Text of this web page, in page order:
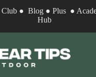
Club ●Blog ●Plus ●
Hub